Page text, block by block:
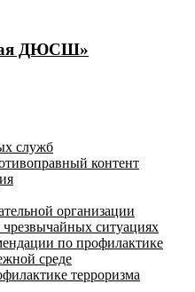
ДЮСШ»
служб
контент
организации
ситуациях
по профилактике
среде
терроризма